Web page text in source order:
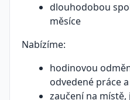
dlouhodobou
měsíce
Nabízíme:
hodinovou
odvedené práce
zaučení na